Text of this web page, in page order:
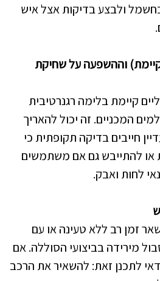
ולבצע בדיקות אצל איש
וההשפעה על שחיקת
קיימת בלימה רגנרטיבית
המכניים. זה יכול להאריך
חייבים בדיקה תקופתית כי
או להתייבש גם אם משתמשים
לחות ואבק.
זמן רב ללא טעינה או עם
מירידה בביצועי הסוללה. אם
לתכנן זאת: להשאיר את הרכב